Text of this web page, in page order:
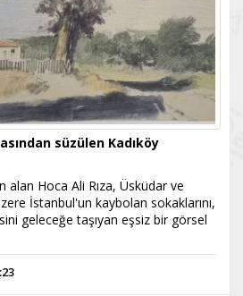
süzülen Kadıköy
alan Hoca Ali Rıza, Üsküdar ve
İstanbul'un kaybolan sokaklarını,
geleceğe taşıyan eşsiz bir görsel